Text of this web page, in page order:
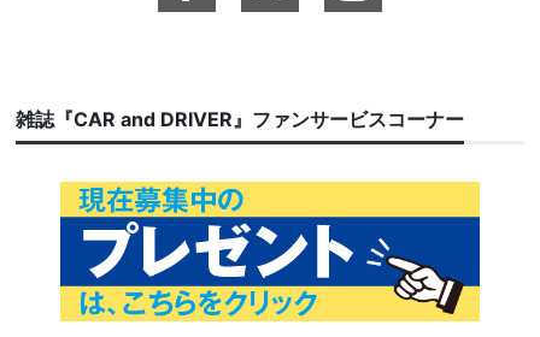
雑誌『CAR and DRIVER』ファンサービスコーナー